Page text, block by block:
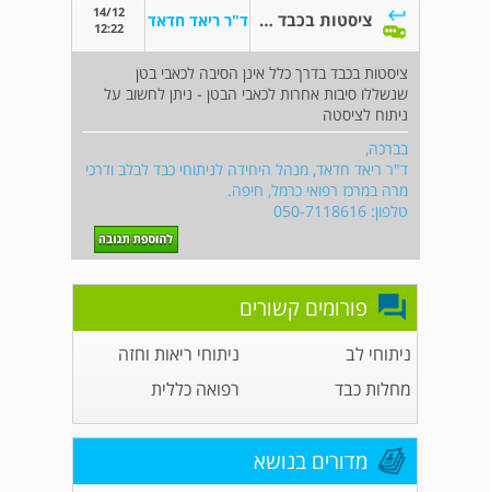
ציסטות בכבד לחולי pkd ד"ר ריאד חדאד
14/12
12:22
ציסטות בכבד בדרך כלל אינן הסיבה לכאבי בטן
שנשללו סיבות אחרות לכאבי הבטן - ניתן לחשוב על
ניתוח לציסטה
בברכה,
ד"ר ריאד חדאד, מנהל היחידה לניתוחי כבד לבלב ודרכי
מרה במרכז רפואי כרמל, חיפה.
טלפון: 050-7118616
פורומים קשורים
ניתוחי לב
ניתוחי ריאות וחזה
מחלות כבד
רפואה כללית
מדורים בנושא